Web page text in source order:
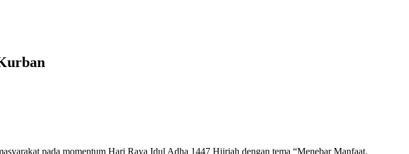
pada momentum Hari Raya Idul Adha 1447 Hijriah dengan tema “Menebar Manfaat,